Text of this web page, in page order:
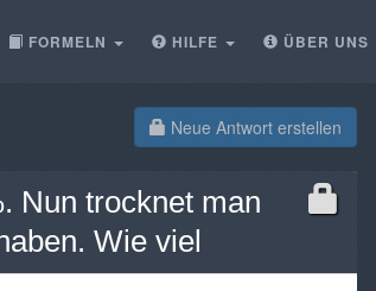
FORMELN HILFE ÜBER UNS
Neue Antwort erstellen
Nun trocknet man
Wie viel